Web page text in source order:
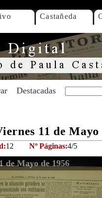
Castañeda
Destacadas
11 de Mayo
12 Nº Páginas:4/5
Mayo de 1956